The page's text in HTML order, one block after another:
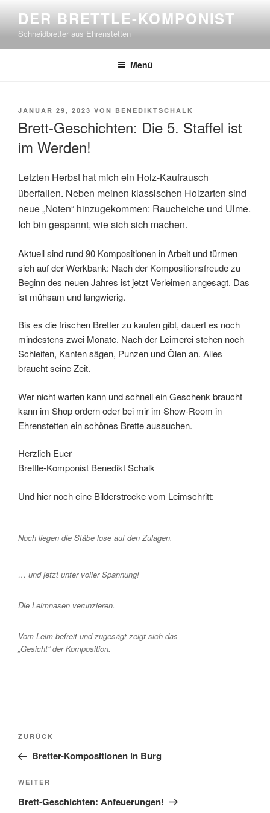
springen
DER BRETTLE-KOMPONIST
Schneidbretter aus Ehrenstetten
Menü
VERÖFFENTLICHT
JANUAR 29, 2023 VON BENEDIKTSCHALK
Brett-Geschichten: Die 5. Staffel ist
im Werden!
Letzten Herbst hat mich ein Holz-Kaufrausch
überfallen. Neben meinen klassischen Holzarten sind
neue „Noten“ hinzugekommen: Raucheiche und Ulme.
Ich bin gespannt, wie sich sich machen.
Aktuell sind rund 90 Kompositionen in Arbeit und türmen
sich auf der Werkbank: Nach der Kompositionsfreude zu
Beginn des neuen Jahres ist jetzt Verleimen angesagt. Das
ist mühsam und langwierig.
Bis es die frischen Bretter zu kaufen gibt, dauert es noch
mindestens zwei Monate. Nach der Leimerei stehen noch
Schleifen, Kanten sägen, Punzen und Ölen an. Alles
braucht seine Zeit.
Wer nicht warten kann und schnell ein Geschenk braucht
kann im Shop ordern oder bei mir im Show-Room in
Ehrenstetten ein schönes Brette aussuchen.
Herzlich Euer
Brettle-Komponist Benedikt Schalk
Und hier noch eine Bilderstrecke vom Leimschritt:
Noch liegen die Stäbe lose auf den Zulagen.
… und jetzt unter voller Spannung!
Die Leimnasen verunzieren.
Vom Leim befreit und zugesägt zeigt sich das
„Gesicht“ der Komposition.
Beitragsnavigation
Vorheriger
Beitrag
ZURÜCK
Bretter-Kompositionen in Burg
Nächster
Beitrag
WEITER
Brett-Geschichten: Anfeuerungen!